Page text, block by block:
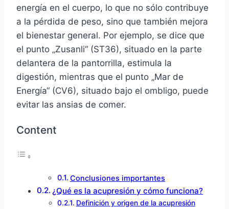
energía en el cuerpo, lo que no sólo contribuye
a la pérdida de peso, sino que también mejora
el bienestar general. Por ejemplo, se dice que
el punto „Zusanli“ (ST36), situado en la parte
delantera de la pantorrilla, estimula la
digestión, mientras que el punto „Mar de
Energía“ (CV6), situado bajo el ombligo, puede
evitar las ansias de comer.
Content
Conclusiones importantes
¿Qué es la acupresión y cómo funciona?
Definición y origen de la acupresión